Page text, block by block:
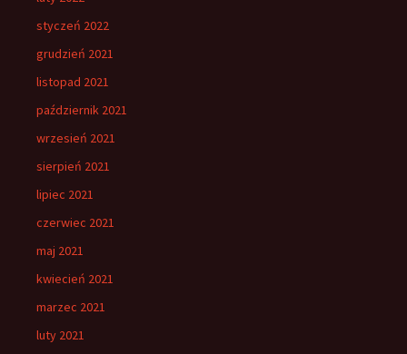
styczeń 2022
grudzień 2021
listopad 2021
październik 2021
wrzesień 2021
sierpień 2021
lipiec 2021
czerwiec 2021
maj 2021
kwiecień 2021
marzec 2021
luty 2021